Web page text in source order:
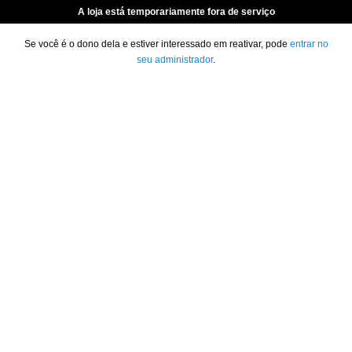
A loja está temporariamente fora de serviço
Se você é o dono dela e estiver interessado em reativar, pode entrar no
seu administrador.